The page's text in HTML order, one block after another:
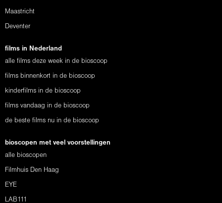
Maastricht
Deventer
films in Nederland
alle films deze week in de bioscoop
films binnenkort in de bioscoop
kinderfilms in de bioscoop
films vandaag in de bioscoop
de beste films nu in de bioscoop
bioscopen met veel voorstellingen
alle bioscopen
Filmhuis Den Haag
EYE
LAB111